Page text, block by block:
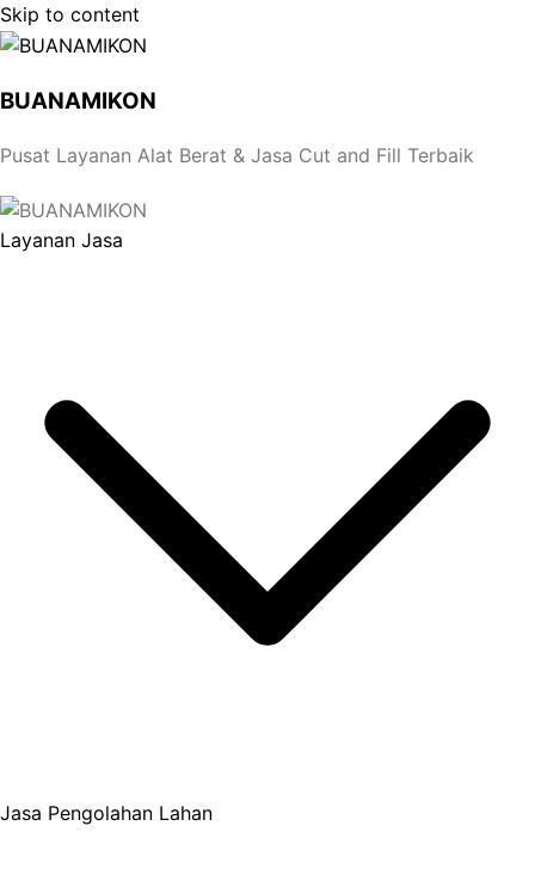
Skip to content
BUANAMIKON
Pusat Layanan Alat Berat & Jasa Cut and Fill Terbaik
Layanan Jasa
Jasa Pengolahan Lahan